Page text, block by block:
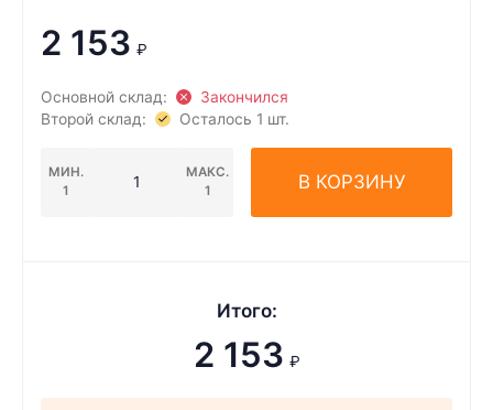
2 153 ₽
Основной склад:
Закончился
Второй склад:
Осталось 1 шт.
МИН.
1
МАКС.
1
В КОРЗИНУ
Итого:
2 153 ₽